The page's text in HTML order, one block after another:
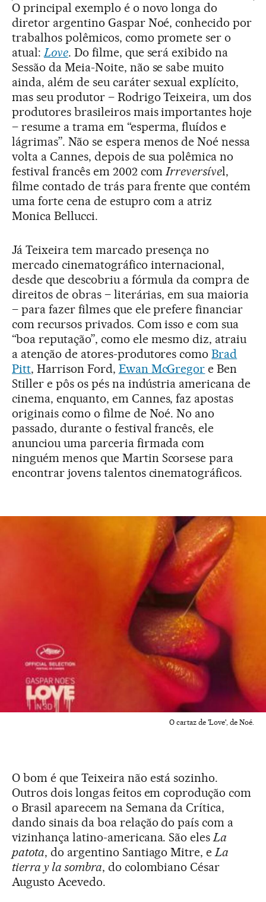
O principal exemplo é o novo longa do
diretor argentino Gaspar Noé, conhecido por
trabalhos polêmicos, como promete ser o
atual:Love. Do filme, que será exibido na
Sessão da Meia-Noite, não se sabe muito
ainda, além de seu caráter sexual explícito,
mas seu produtor – Rodrigo Teixeira, um dos
produtores brasileiros mais importantes hoje
– resume a trama em “esperma, fluídos e
lágrimas”. Não se espera menos de Noé nessa
volta a Cannes, depois de sua polêmica no
festival francês em 2002 comIrreversível,
filme contado de trás para frente que contém
uma forte cena de estupro com a atriz
Monica Bellucci.
Já Teixeira tem marcado presença no
mercado cinematográfico internacional,
desde que descobriu a fórmula da compra de
direitos de obras – literárias, em sua maioria
– para fazer filmes que ele prefere financiar
com recursos privados. Com isso e com sua
“boa reputação”, como ele mesmo diz, atraiu
a atenção de atores-produtores comoBrad
Pitt, Harrison Ford, Ewan McGregor e Ben
Stiller e pôs os pés na indústria americana de
cinema, enquanto, em Cannes, faz apostas
originais como o filme de Noé. No ano
passado, durante o festival francês, ele
anunciou uma parceria firmada com
ninguém menos que Martin Scorsese para
encontrar jovens talentos cinematográficos.
O cartaz de 'Love', de Noé.
O bom é que Teixeira não está sozinho.
Outros dois longas feitos em coprodução com
o Brasil aparecem na Semana da Crítica,
dando sinais da boa relação do país com a
vizinhança latino-americana. São elesLa
patota, do argentino Santiago Mitre, eLa
tierra y la sombra, do colombiano César
Augusto Acevedo.